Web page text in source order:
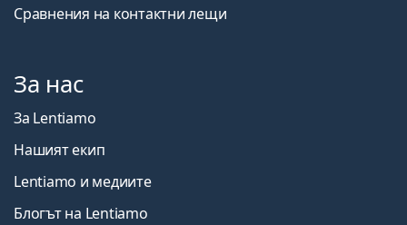
Сравнения на контактни лещи
За нас
За Lentiamo
Нашият екип
Lentiamo и медиите
Блогът на Lentiamo